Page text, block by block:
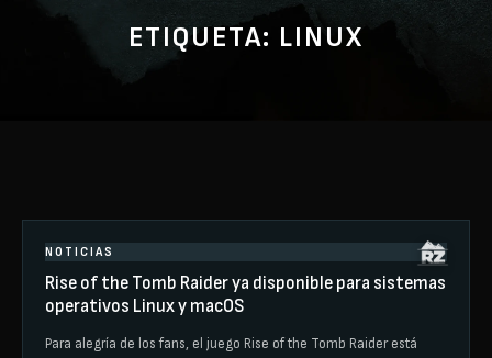
ETIQUETA: LINUX
NOTICIAS
Rise of the Tomb Raider ya disponible para sistemas
operativos Linux y macOS
Para alegría de los fans, el juego Rise of the Tomb Raider está